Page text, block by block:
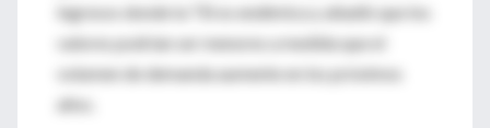
ingresos donde la TB es endémica y añadió que los
valores podrían ser menores a medida que el
volumen de demanda aumente en los próximos
años.